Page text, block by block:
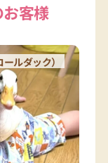
客様
ルダック）